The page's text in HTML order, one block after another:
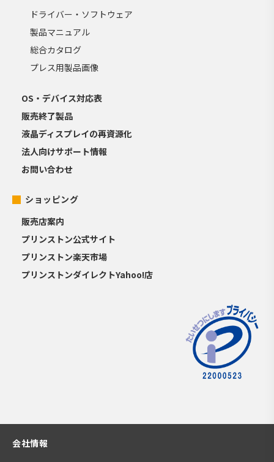
ドライバー・ソフトウェア
製品マニュアル
総合カタログ
プレス用製品画像
OS・デバイス対応表
販売終了製品
液晶ディスプレイの再資源化
法人向けサポート情報
お問い合わせ
ショッピング
販売店案内
プリンストン公式サイト
プリンストン楽天市場
プリンストンダイレクトYahoo!店
会社情報